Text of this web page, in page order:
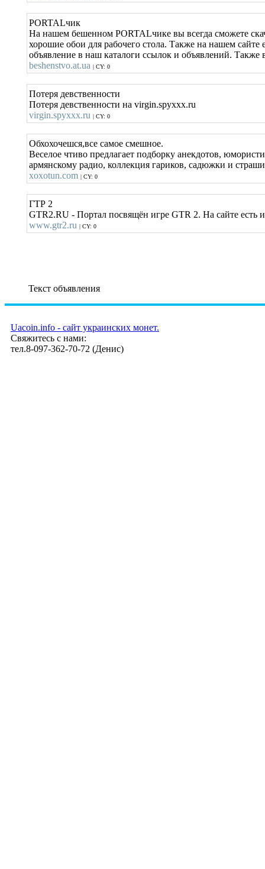
PORTALчик
На нашем бешенном PORTALчике вы всегда сможете
хорошие обои для рабочего стола. Также на нашем сайте
объявление в наш каталоги ссылок и объявлений.
beshenstvo.at.ua | CY: 0
Потеря девственности
Потеря девственности на virgin.spyxxx.ru
virgin.spyxxx.ru | CY: 0
Обхохочешся,все самое смешное.
Веселое чтиво предлагает подборку анекдотов,
армянскому радио, коллекция гариков, садюжки и
xoxotun.com | CY: 0
ГТР 2
GTR2.RU - Портал посвящён игре GTR 2. На сайте
www.gtr2.ru | CY: 0
Текст объявления
Uacoin.info - сайт украинских монет.
Свяжитесь с нами:
тел.8-097-362-70-72 (Денис)